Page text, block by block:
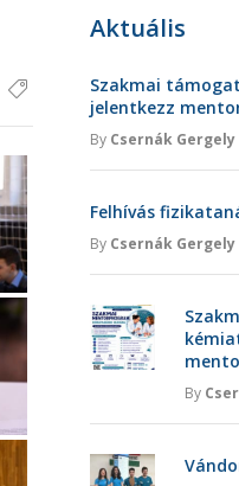
Aktuális
Szakmai
jelentkezz
By Csernák Gergely
Felhívás
By Csernák Gergely
By